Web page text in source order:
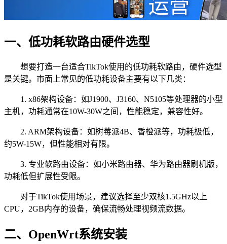
一、低功耗软路由硬件选型
想要打造一台适合TikTok使用的低功耗软路由，硬件选型
是关键。市面上常见的低功耗设备主要有以下几类：
1. x86架构设备：如J1900、J3160、N5105等处理器的小型
主机，功耗通常在10W-30W之间，性能稳定，兼容性好。
2. ARM架构设备：如树莓派4B、香橙派等，功耗极低，
约5W-15W，但性能相对有限。
3. 专业软路由设备：如小米路由器、华为路由器刷机版，
功耗低但扩展性受限。
对于TikTok使用场景，建议选择至少双核1.5GHz以上
CPU，2GB内存的设备，确保流畅处理视频流数据。
二、OpenWrt系统安装